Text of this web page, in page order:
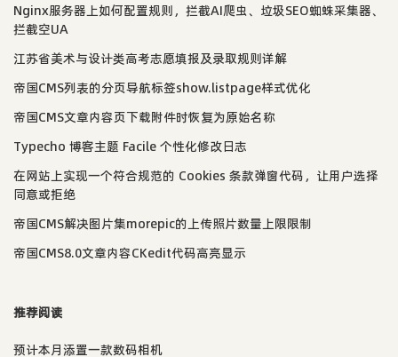
Nginx服务器上如何配置规则，拦截AI爬虫、垃圾SEO蜘蛛采集器、
拦截空UA
江苏省美术与设计类高考志愿填报及录取规则详解
帝国CMS列表的分页导航标签show.listpage样式优化
帝国CMS文章内容页下载附件时恢复为原始名称
Typecho 博客主题 Facile 个性化修改日志
在网站上实现一个符合规范的 Cookies 条款弹窗代码，让用户选择
同意或拒绝
帝国CMS解决图片集morepic的上传照片数量上限限制
帝国CMS8.0文章内容CKedit代码高亮显示
推荐阅读
预计本月添置一款数码相机